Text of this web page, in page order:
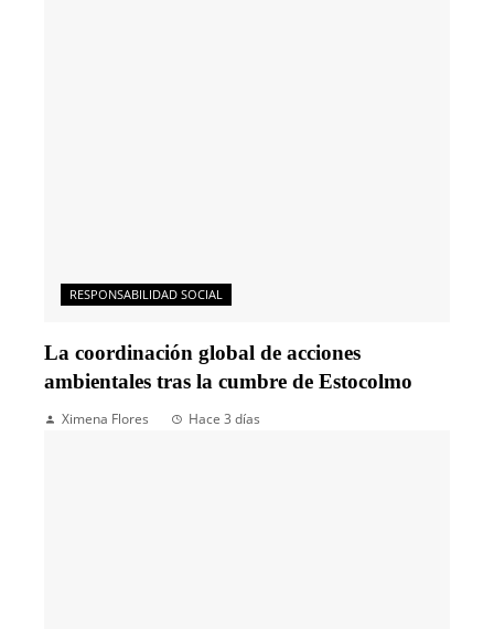
RESPONSABILIDAD SOCIAL
La coordinación global de acciones
ambientales tras la cumbre de Estocolmo
Ximena Flores Hace 3 días